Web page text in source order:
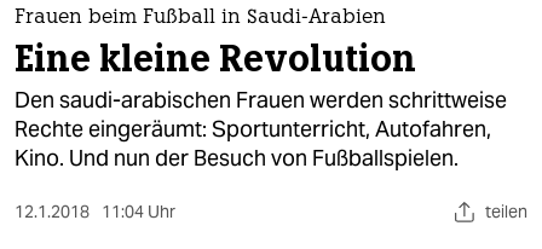
themen
politik
öko
Frauen beim Fußball in Saudi-Arabien
Eine kleine Revolution
Den saudi-arabischen Frauen werden schrittweise
Rechte eingeräumt: Sportunterricht, Autofahren,
Kino. Und nun der Besuch von Fußballspielen.
12.1.2018 11:04 Uhr teilen